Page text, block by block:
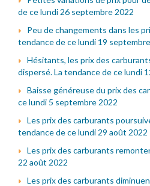
de ce lundi 26 septembre 2022
Peu de changements dans les
tendance de ce lundi 19
Hésitants, les prix des
dispersé. La tendance de ce lundi
Baisse généreuse du prix des
ce lundi 5 septembre 2022
Les prix des carburants
tendance de ce lundi 29 août 2022
Les prix des carburants
22 août 2022
Les prix des carburants